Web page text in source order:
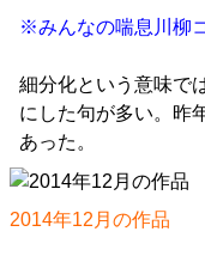
※みんなの喘息川柳
細分化という意味で
にした句が多い。昨
あった。
2014年12月の作品